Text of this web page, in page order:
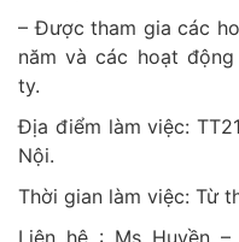
– Được tham gia các
năm và các hoạt
ty.
Địa điểm làm việc:
Nội.
Thời gian làm việc: Từ
Liên hệ : Ms Huyền